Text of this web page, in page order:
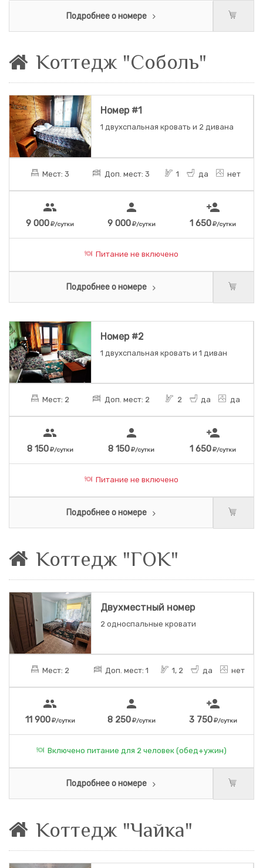
Подробнее о номере
Коттедж "Соболь"
Номер #1
1 двухспальная кровать и 2 дивана
Мест: 3 Доп. мест: 3 1 да нет
people
9 000 /сутки
person
9 000 /сутки
person_add
1 650 /сутки
Питание не включено
Подробнее о номере
Номер #2
1 двухспальная кровать и 1 диван
Мест: 2 Доп. мест: 2 2 да да
people
8 150 /сутки
person
8 150 /сутки
person_add
1 650 /сутки
Питание не включено
Подробнее о номере
Коттедж "ГОК"
Двухместный номер
2 односпальные кровати
Мест: 2 Доп. мест: 1 1, 2 да нет
people
11 900 /сутки
person
8 250 /сутки
person_add
3 750 /сутки
Включено питание для 2 человек (обед+ужин)
Подробнее о номере
Коттедж "Чайка"